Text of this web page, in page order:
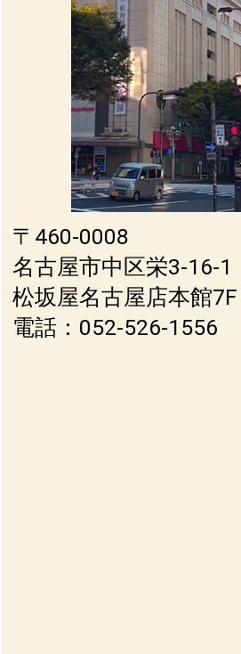
〒460-0008
名古屋市中区栄3-16-1
松坂屋名古屋店本館7F
電話：052-526-1556